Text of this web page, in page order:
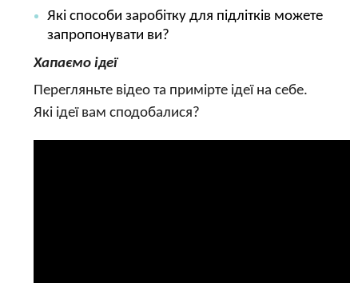
Які способи заробітку для підлітків можете
запропонувати ви?
Хапаємо ідеї
Перегляньте відео та примірте ідеї на себе.
Які ідеї вам сподобалися?